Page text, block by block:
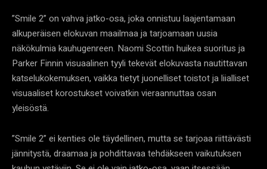
”Smile 2” on vahva jatko-osa, joka onnistuu laajentamaan
alkuperäisen elokuvan maailmaa ja tarjoamaan uusia
näkökulmia kauhugenreen. Naomi Scottin huikea suoritus ja
Parker Finnin visuaalinen tyyli tekevät elokuvasta nautittavan
katselukokemuksen, vaikka tietyt juonelliset toistot ja liialliset
visuaaliset korostukset voivatkin vieraannuttaa osan
yleisöstä.
”Smile 2” ei kenties ole täydellinen, mutta se tarjoaa riittävästi
jännitystä, draamaa ja pohdittavaa tehdäkseen vaikutuksen